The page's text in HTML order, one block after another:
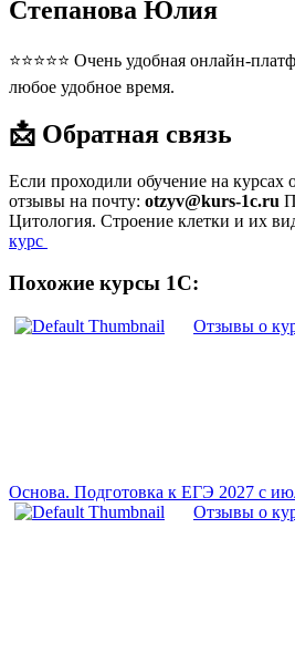
Степанова Юлия
⭐⭐⭐⭐⭐ Очень удобная онлайн-
любое удобное время.
📩 Обратная связь
Если проходили обучение на курсах
отзывы на почту: otzyv@kurs-1c.ru
Цитология. Строение клетки и их
курс
Похожие курсы 1С:
Отзывы о
Основа. Подготовка к ЕГЭ 2027 с
Отзывы о